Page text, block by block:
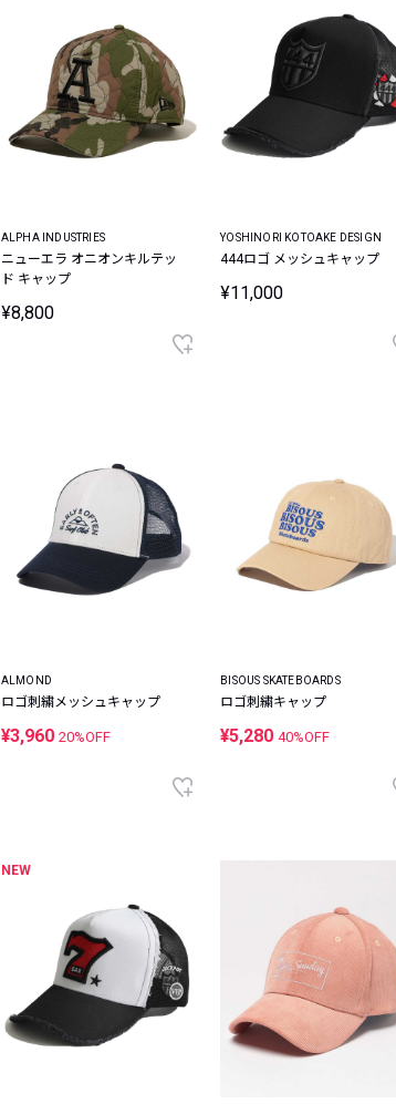
ALPHA INDUSTRIES
ニューエラ オニオンキルテッ
ド キャップ
¥8,800
YOSHINORI KOTOAKE DESIGN
444ロゴ メッシュキャップ
¥11,000
ALMOND
ロゴ刺繍メッシュキャップ
¥3,960 20%OFF
BISOUS SKATEBOARDS
ロゴ刺繍キャップ
¥5,28040%OFF
NEW